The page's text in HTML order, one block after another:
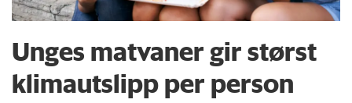
Unges matvaner gir størst
klimautslipp per person